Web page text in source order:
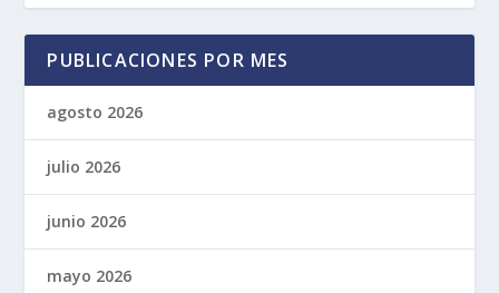
PUBLICACIONES POR MES
agosto 2026
julio 2026
junio 2026
mayo 2026